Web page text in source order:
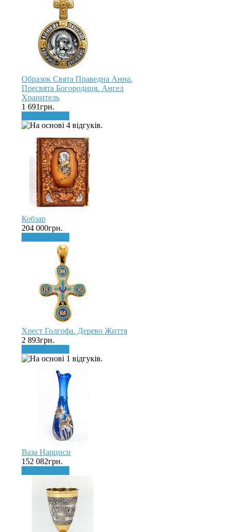
Образок Свята Праведна Анна.
Пресвята Богородиця. Ангел
Хранитель
1 691грн.
Кобзар
204 000грн.
Хрест Голгофа. Дерево Життя
2 893грн.
Ваза Нарциси
152 082грн.